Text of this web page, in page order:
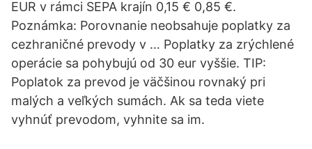
EUR v rámci SEPA krajín 0,15 € 0,85 €.
Poznámka: Porovnanie neobsahuje poplatky za
cezhraničné prevody v … Poplatky za zrýchlené
operácie sa pohybujú od 30 eur vyššie. TIP:
Poplatok za prevod je väčšinou rovnaký pri
malých a veľkých sumách. Ak sa teda viete
vyhnúť prevodom, vyhnite sa im.